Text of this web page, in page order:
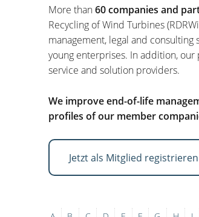
More than60 companies and
Recycling of Wind Turbines
management, legal and
young enterprises. In addition, our
service and solution providers.
We improve end-of-life
profiles of our member
Jetzt als Mitglied registrieren